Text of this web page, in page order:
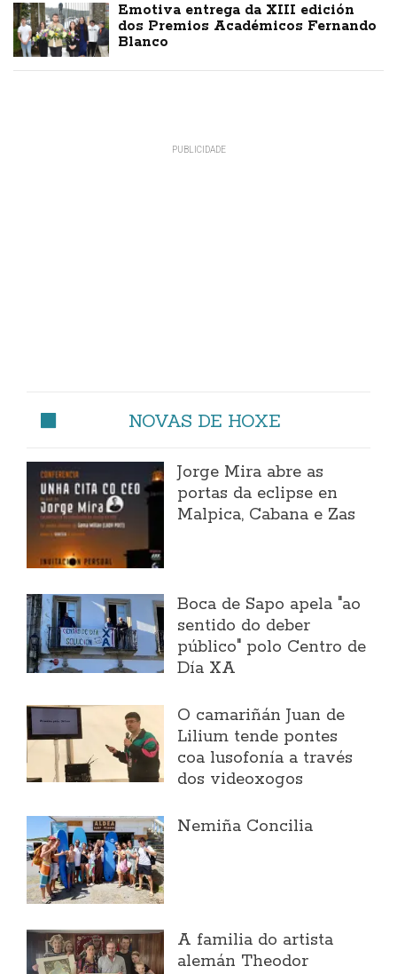
Emotiva entrega da XIII edición
dos Premios Académicos Fernando
Blanco
NOVAS DE HOXE
Jorge Mira abre as
portas da eclipse en
Malpica, Cabana e Zas
Boca de Sapo apela "ao
sentido do deber
público" polo Centro de
Día XA
O camariñán Juan de
Lilium tende pontes
coa lusofonía a través
dos videoxogos
Nemiña Concilia
A familia do artista
alemán Theodor